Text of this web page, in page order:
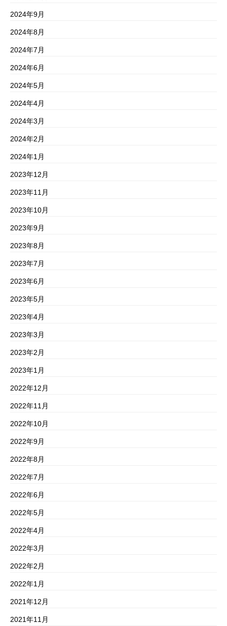
2024年9月
2024年8月
2024年7月
2024年6月
2024年5月
2024年4月
2024年3月
2024年2月
2024年1月
2023年12月
2023年11月
2023年10月
2023年9月
2023年8月
2023年7月
2023年6月
2023年5月
2023年4月
2023年3月
2023年2月
2023年1月
2022年12月
2022年11月
2022年10月
2022年9月
2022年8月
2022年7月
2022年6月
2022年5月
2022年4月
2022年3月
2022年2月
2022年1月
2021年12月
2021年11月